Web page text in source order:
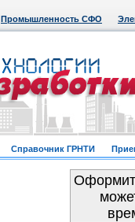
Промышленность СФО
Справочник ГРНТИ